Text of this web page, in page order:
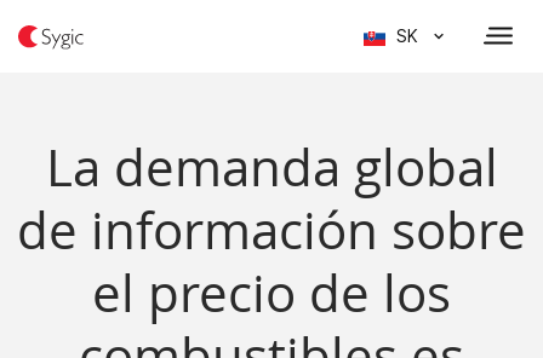
SK
La demanda global
de información sobre
el precio de los